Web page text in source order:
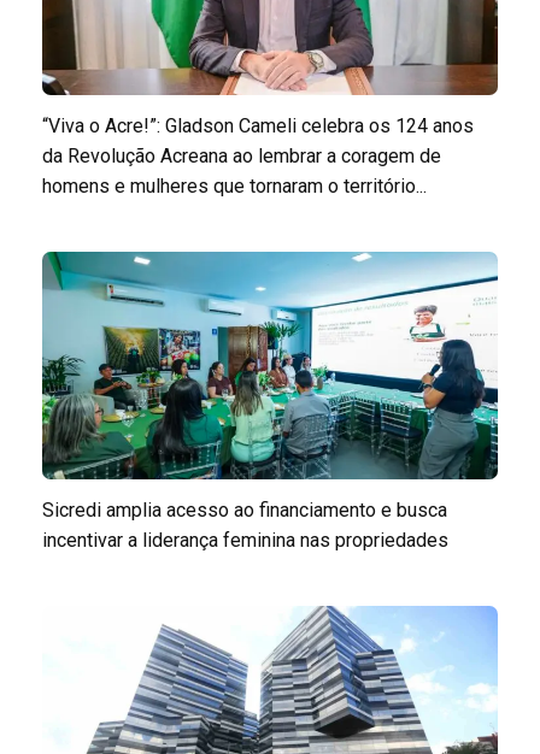
“Viva o Acre!”: Gladson Cameli celebra os 124 anos
da Revolução Acreana ao lembrar a coragem de
homens e mulheres que tornaram o território...
Sicredi amplia acesso ao financiamento e busca
incentivar a liderança feminina nas propriedades